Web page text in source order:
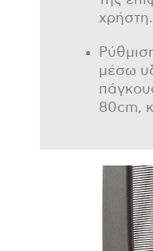
χρήστη.
μέσω
80cm,